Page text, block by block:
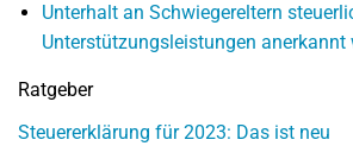
Unterhalt an Schwiegereltern
Unterstützungsleistungen anerkannt
Ratgeber
Steuererklärung für 2023: Das ist neu